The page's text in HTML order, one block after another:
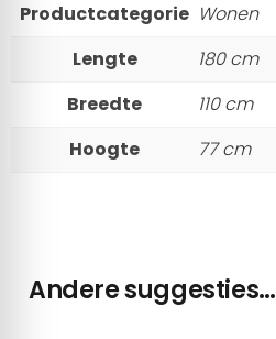
Productcategorie Wonen
Lengte
180 cm
Breedte
110 cm
Hoogte
77 cm
Andere suggesties…